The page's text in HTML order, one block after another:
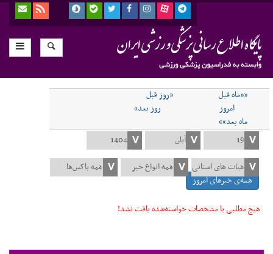
««ماه قبل
«روز قبل
امروز
روز بعد»
ماه بعد»»
همه‌ی خبرهای امروز
هیچ مطلبی با مشخصات خواسته‌شده یافت نشد!